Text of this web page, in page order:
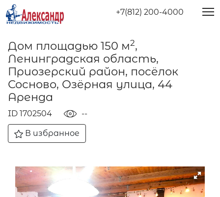
+7(812) 200-4000
Дом площадью 150 м2,
Ленинградская область,
Приозерский район, посёлок
Сосново, Озёрная улица, 44
Аренда
ID 1702504 --
В избранное